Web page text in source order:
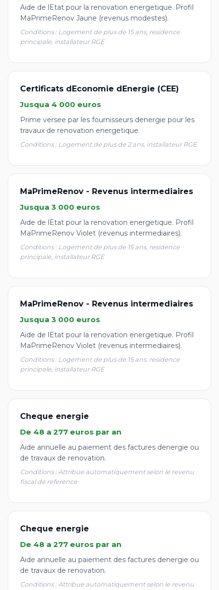
Aide de lEtat pour la renovation energetique. Profil
MaPrimeRenov Jaune (revenus modestes).
Conditions : Logement de plus de 15 ans, residence
principale, installateur RGE
Certificats dEconomie dEnergie (CEE)
Jusqua 4 000 euros
Prime versee par les fournisseurs denergie pour les
travaux de renovation energetique.
Conditions : Logement de plus de 2 ans, installateur RGE
MaPrimeRenov - Revenus intermediaires
Jusqua 3 000 euros
Aide de lEtat pour la renovation energetique. Profil
MaPrimeRenov Violet (revenus intermediaires).
Conditions : Logement de plus de 15 ans, residence
principale, installateur RGE
MaPrimeRenov - Revenus intermediaires
Jusqua 3 000 euros
Aide de lEtat pour la renovation energetique. Profil
MaPrimeRenov Violet (revenus intermediaires).
Conditions : Logement de plus de 15 ans, residence
principale, installateur RGE
Cheque energie
De 48 a 277 euros par an
Aide annuelle au paiement des factures denergie ou
de travaux de renovation.
Conditions : Attribue automatiquement selon le revenu
fiscal de reference
Cheque energie
De 48 a 277 euros par an
Aide annuelle au paiement des factures denergie ou
de travaux de renovation.
Conditions : Attribue automatiquement selon le revenu